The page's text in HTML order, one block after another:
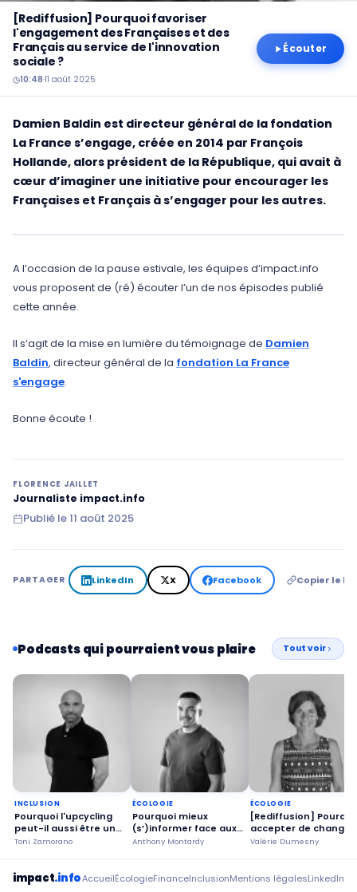
[Rediffusion] Pourquoi favoriser
l'engagement des Françaises et des
Français au service de l'innovation
sociale ?
10:48·11 août 2025
Écouter
Damien Baldin est directeur général de la fondation
La France s’engage, créée en 2014 par François
Hollande, alors président de la République, qui avait à
cœur d’imaginer une initiative pour encourager les
Françaises et Français à s’engager pour les autres.
A l’occasion de la pause estivale, les équipes d’impact.info
vous proposent de (ré) écouter l’un de nos épisodes publié
cette année.
Il s’agit de la mise en lumière du témoignage de Damien
Baldin, directeur général de la fondation La France
s'engage.
Bonne écoute !
FLORENCE JAILLET
Journaliste impact.info
Publié le11 août 2025
PARTAGER LinkedIn X Facebook Copier le
Podcasts qui pourraient vous plaire Tout voir
INCLUSION
Pourquoi l'upcycling
peut-il aussi être un
outil d'insertion
Toni Zamorano
ÉCOLOGIE
Pourquoi mieux
(s’)informer face aux
feux de forêt ?
Anthony Montardy
ÉCOLOGIE
[Rediffusion]
accepter de changer
ses habitudes ?
Valérie Dumesny
impact.infoAccueilÉcologieFinanceInclusionMentions légalesLinkedIn